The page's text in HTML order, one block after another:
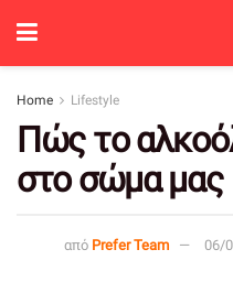
Home Lifestyle
Πώς το
στο σώμα μας
από Prefer Team 06/